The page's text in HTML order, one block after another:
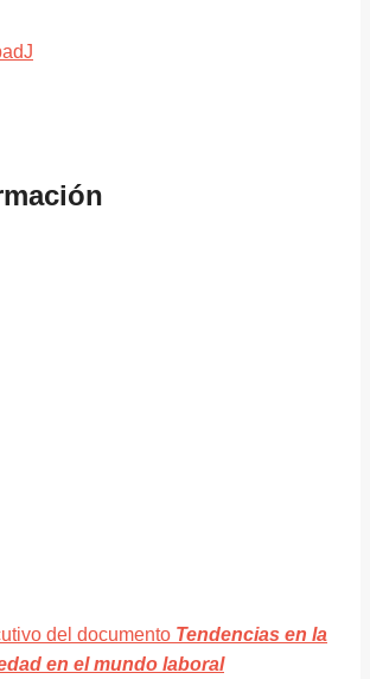
del documento Tendencias en la
en el mundo laboral